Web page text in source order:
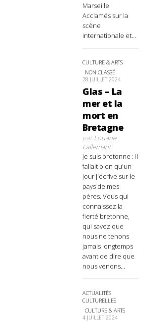
Marseille.
Acclamés sur la
scène
internationale et...
CULTURE & ARTS
NON CLASSÉ
28 JUILLET 2024
Glas – La
mer et la
mort en
Bretagne
parLouane
Lallemant
Je suis bretonne : il
fallait bien qu'un
jour j'écrive sur le
pays de mes
pères. Vous qui
connaissez la
fierté bretonne,
qui savez que
nous ne tenons
jamais longtemps
avant de dire que
nous venons...
ACTUALITÉS
CULTURELLES
CULTURE & ARTS
4 JUILLET 2024